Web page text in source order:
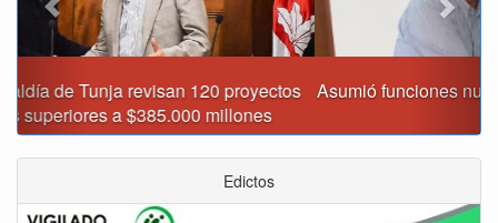
Asumió funciones nuevo secretario de Medio Ambiente de
Tunja
Edictos